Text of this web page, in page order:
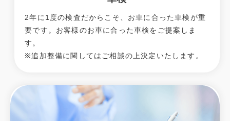
2年に1度の検査だからこそ、お車に合った車検が重
要です。お客様のお車に合った車検をご提案しま
す。
※追加整備に関してはご相談の上決定いたします。